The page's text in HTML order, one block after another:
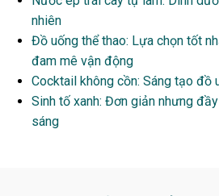
nhiên
Đồ uống thể thao: Lựa chọn tốt
đam mê vận động
Cocktail không cồn: Sáng tạo đồ
Sinh tố xanh: Đơn giản nhưng
sáng